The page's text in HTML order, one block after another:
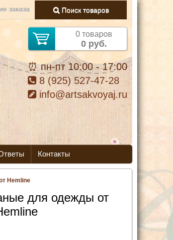
заказа Поиск товаров
0 товаров
0 руб.
⏰ пн-пт 10:00 - 17:00
8 (925) 527-47-28
info@artsakvoyaj.ru
Контакты
Hemline
для одежды от